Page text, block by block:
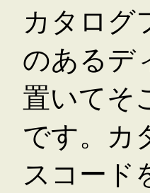
カタログ
のあるデ
置いてそ
です。カ
スコード